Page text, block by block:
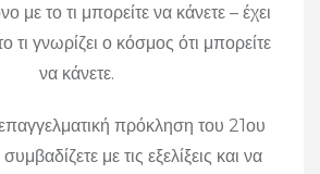
με το τι μπορείτε να κάνετε – έχει
τι γνωρίζει ο κόσμος ότι μπορείτε
να κάνετε.
πρόκληση του 21ου
με τις εξελίξεις και να